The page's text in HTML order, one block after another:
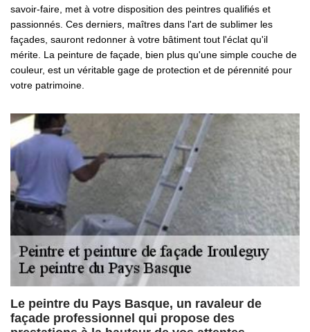
savoir-faire, met à votre disposition des peintres qualifiés et
passionnés. Ces derniers, maîtres dans l'art de sublimer les
façades, sauront redonner à votre bâtiment tout l'éclat qu'il
mérite. La peinture de façade, bien plus qu'une simple couche de
couleur, est un véritable gage de protection et de pérennité pour
votre patrimoine.
Le peintre du Pays Basque, un ravaleur de
façade professionnel qui propose des